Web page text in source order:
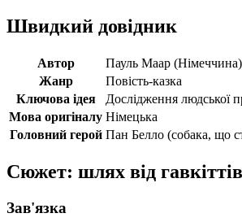
Швидкий довідник
Автор
Пауль Маар (Німеччина)
Жанр
Повість-казка
Ключова ідея
Дослідження людської
Мова оригіналу Німецька
Головний герой Пан Белло (собака, що
Сюжет: шлях від
Зав'язка